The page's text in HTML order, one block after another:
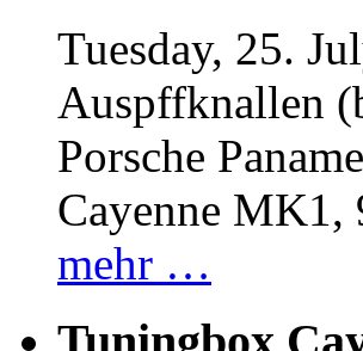
Tuesday, 25.
Auspffknallen
Porsche
Cayenne
mehr …